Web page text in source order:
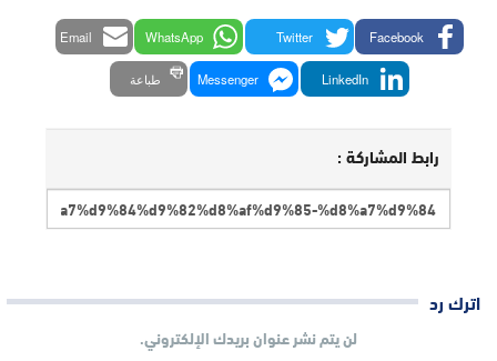
Facebook
Twitter
WhatsApp
Email
LinkedIn
Messenger طباعة
رابط المشاركة :
اترك رد
لن يتم نشر عنوان بريدك الإلكتروني.